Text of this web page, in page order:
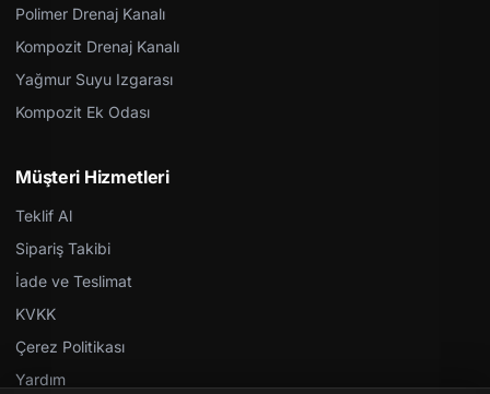
Polimer Drenaj Kanalı
Kompozit Drenaj Kanalı
Yağmur Suyu Izgarası
Kompozit Ek Odası
Müşteri Hizmetleri
Teklif Al
Sipariş Takibi
İade ve Teslimat
KVKK
Çerez Politikası
Yardım